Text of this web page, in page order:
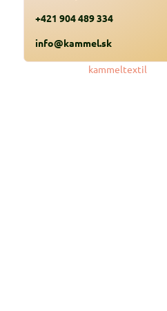
+421 904 489 334
info@kammel.sk
kammeltextil